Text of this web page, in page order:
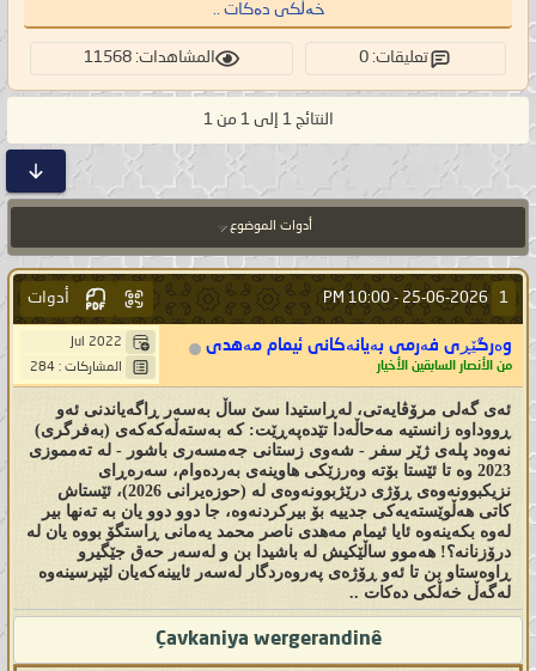
خەڵکی دەکات ..
تعليقات: 0 المشاهدات: 11568
النتائج 1 إلى 1 من 1
أدوات الموضوع
1
25-06-2026 -
10:00 PM أدوات
وەرگێڕی فەرمی بەیانەکانی ئیمام مەهدی
من الأنصار السابقين الأخيار
Jul 2022
المشاركات : 284
ئەی گەلی مرۆڤایەتی، لەڕاستیدا سێ ساڵ بەسەر ڕاگەیاندنی ئەو
ڕووداوە زانستیە مەحاڵەدا تێدەپەڕێت: کە بەستەڵەکەکەی (بەفرگری)
نەوەد پلەی ژێر سفر - شەوی زستانی جەمسەری باشور - لە تەمموزی
2023 وە تا ئێستا بۆتە وەرزێکی هاوینەی بەردەوام، سەرەڕای
نزیکبوونەوەی ڕۆژی درێژبوونەوەی لە (حوزەیرانی 2026)، ئێستاش
کاتی هەڵوێستەیەکی جدییە بۆ بیرکردنەوە، جا دوو دوو یان بە تەنها بیر
لەوە بکەینەوە ئایا ئیمام مەهدی ناصر محمد یەمانی ڕاستگۆ بووە یان لە
درۆزنانە؟! هەموو ساڵێکیش لە باشیدا بن و لەسەر حەق جێگیرو
ڕاوەستاو بن تا ئەو ڕۆژەی پەروەردگار لەسەر ئایینەکەیان لێپرسینەوە
لەگەڵ خەڵکی دەکات ..
Çavkaniya wergerandinê